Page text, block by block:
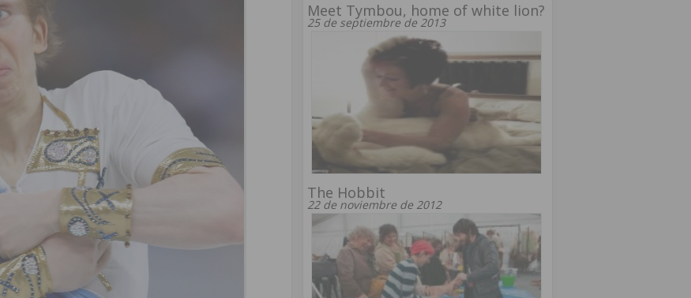
Meet Tymbou, home of white lion?
25 de septiembre de 2013
The Hobbit
22 de noviembre de 2012